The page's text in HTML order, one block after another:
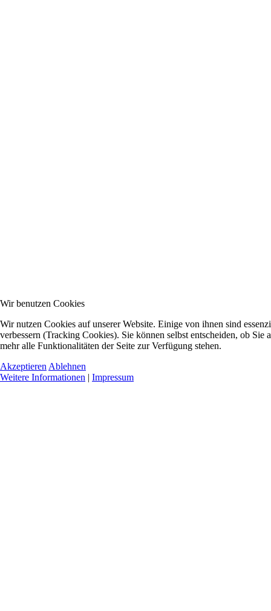
Wir benutzen Cookies
Wir nutzen Cookies auf unserer Website. Einige von ihnen sind
verbessern (Tracking Cookies). Sie können selbst entscheiden, ob
mehr alle Funktionalitäten der Seite zur Verfügung stehen.
Akzeptieren Ablehnen
Weitere Informationen | Impressum